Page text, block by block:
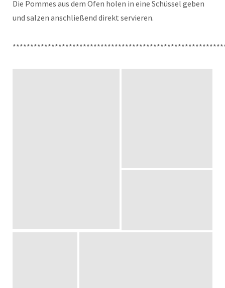
Die Pommes aus dem Ofen holen in eine Schüssel geben
und salzen anschließend direkt servieren.